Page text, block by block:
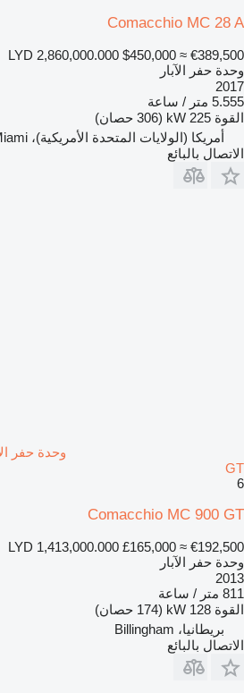
Comacchio MC 28 A
LYD 2,860,000.000 $450,000 ≈ €389,500
وحدة حفر الآبار
2017
5.555 متر / ساعة
القوة 225 kW (306 حصان)
أمريكا (الولايات المتحدة الأمريكية)، Miami
الاتصال بالبائع
GT
6
Comacchio MC 900 GT
LYD 1,413,000.000 £165,000 ≈ €192,500
وحدة حفر الآبار
2013
811 متر / ساعة
القوة 128 kW (174 حصان)
بريطانيا، Billingham
الاتصال بالبائع